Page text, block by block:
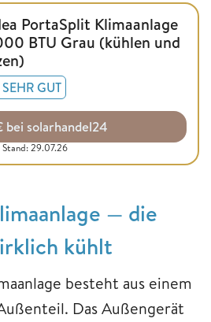
PortaSplit Klimaanlage
BTU Grau (kühlen und
SEHR GUT
bei solarhandel24
Stand: 29.07.26
— die
kühlt
besteht aus einem
Das Außengerät